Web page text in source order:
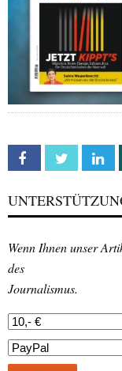
Facebook Twitter
Wenn Ihnen unser
des
Journalismus.